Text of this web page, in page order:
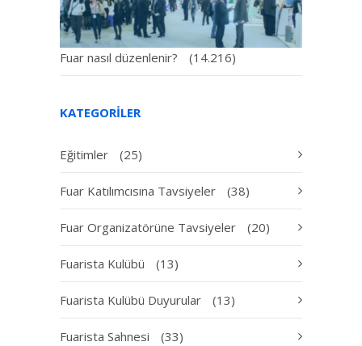
Fuar nasıl düzenlenir? (14.216)
KATEGORILER
Eğitimler (25)
Fuar Katılımcısına Tavsiyeler (38)
Fuar Organizatörüne Tavsiyeler (20)
Fuarista Kulübü (13)
Fuarista Kulübü Duyurular (13)
Fuarista Sahnesi (33)